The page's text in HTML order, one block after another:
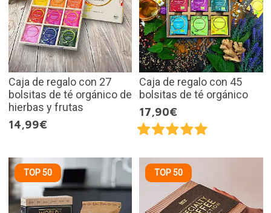
Caja de regalo con 27
bolsitas de té orgánico de
hierbas y frutas
14,99€
Caja de regalo con 45
bolsitas de té orgánico
17,90€
TOP 50 TOP 50